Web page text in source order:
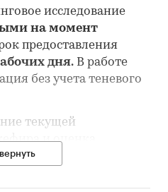
исследование
на момент
предоставления
дня. В работе
без учета теневого
текущей
и оценка